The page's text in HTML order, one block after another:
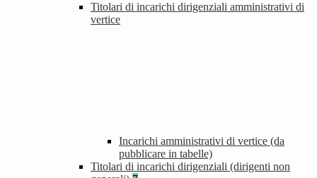
Titolari di incarichi dirigenziali amministrativi di
vertice
Incarichi amministrativi di vertice (da
pubblicare in tabelle)
Titolari di incarichi dirigenziali (dirigenti non